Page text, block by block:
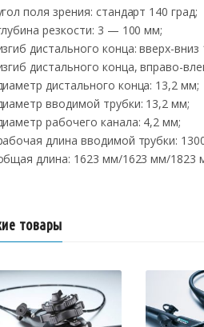
поля зрения: стандарт 140 град;
резкости: 3 — 100 мм;
дистального конца: вверх-
дистального конца, вправо-
дистального конца: 13,2 мм;
вводимой трубки: 13,2 мм;
рабочего канала: 4,2 мм;
длина вводимой трубки:
длина: 1623 мм/1623 мм/1823
товары